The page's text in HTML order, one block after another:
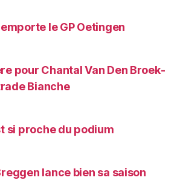
le GP Oetingen
pour Chantal Van Den Broek-
Bianche
si proche du podium
lance bien sa saison